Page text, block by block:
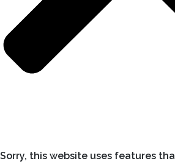
Sorry, this website uses features